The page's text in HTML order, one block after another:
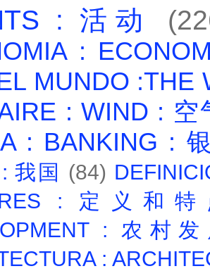
: 活动
:
MUNDO :THE
: WIND : 空
: BANKING :
我国 (84)
: 定义和
: 农村
: